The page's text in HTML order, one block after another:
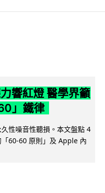
響紅燈 醫學界籲
」鐵律
性噪音性聽損。本文盤點 4
60-60 原則」及 Apple 內